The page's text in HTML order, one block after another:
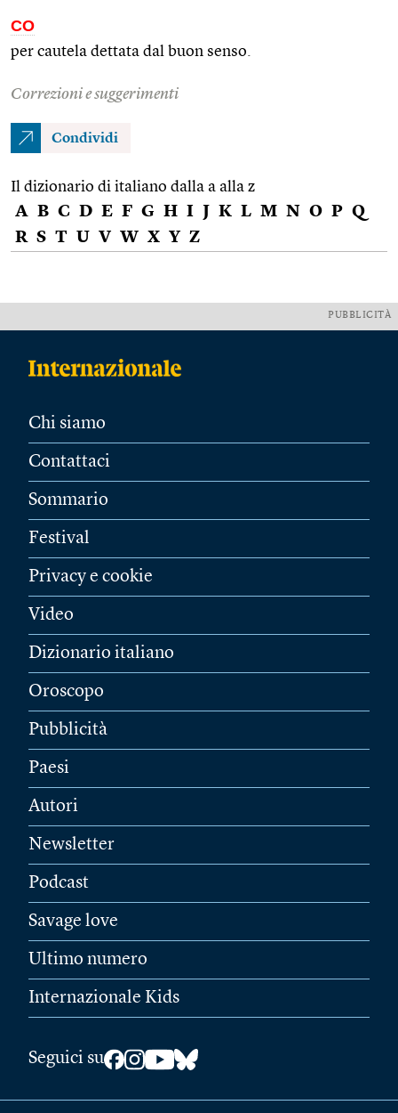
CO
per cautela dettata dal buon senso.
Correzioni e suggerimenti
Condividi
Il dizionario di italiano dalla a alla z
A B C D E F G H I J K L M N O P Q
R S T U V W X Y Z
PUBBLICITÀ
Chi siamo
Contattaci
Sommario
Festival
Privacy e cookie
Video
Dizionario italiano
Oroscopo
Pubblicità
Paesi
Autori
Newsletter
Podcast
Savage love
Ultimo numero
Internazionale Kids
Seguici su